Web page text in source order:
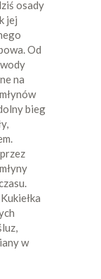
osady
jej
Od
na
bieg
w